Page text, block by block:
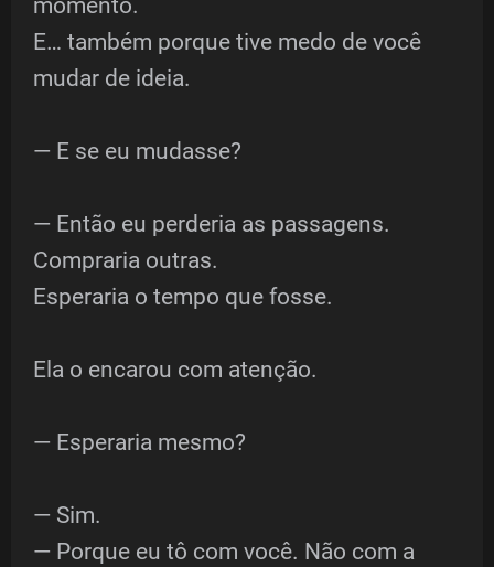
momento.
E… também porque tive medo de você
mudar de ideia.
— E se eu mudasse?
— Então eu perderia as passagens.
Compraria outras.
Esperaria o tempo que fosse.
Ela o encarou com atenção.
— Esperaria mesmo?
— Sim.
— Porque eu tô com você. Não com a